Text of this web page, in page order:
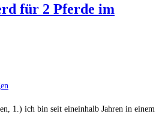
für 2 Pferde im
1.) ich bin seit eineinhalb Jahren in einem